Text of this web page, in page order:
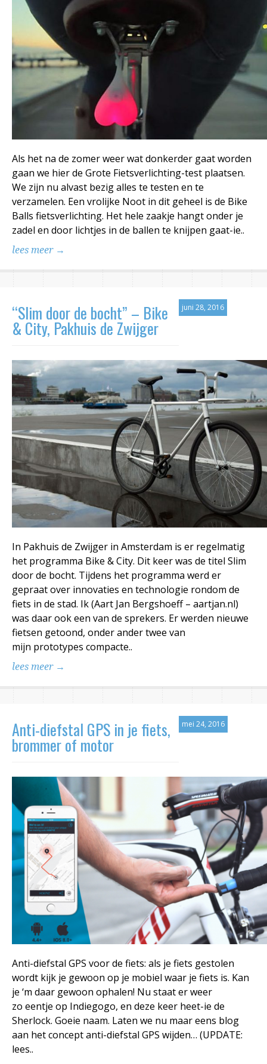
Als het na de zomer weer wat donkerder gaat worden
gaan we hier de Grote Fietsverlichting-test plaatsen.
We zijn nu alvast bezig alles te testen en te
verzamelen. Een vrolijke Noot in dit geheel is de Bike
Balls fietsverlichting. Het hele zaakje hangt onder je
zadel en door lichtjes in de ballen te knijpen gaat-ie..
lees meer →
juni 28, 2016
“Slim door de bocht” – Bike
& City, Pakhuis de Zwijger
In Pakhuis de Zwijger in Amsterdam is er regelmatig
het programma Bike & City. Dit keer was de titel Slim
door de bocht. Tijdens het programma werd er
gepraat over innovaties en technologie rondom de
fiets in de stad. Ik (Aart Jan Bergshoeff – aartjan.nl)
was daar ook een van de sprekers. Er werden nieuwe
fietsen getoond, onder ander twee van
mijn prototypes compacte..
lees meer →
mei 24, 2016
Anti-diefstal GPS in je fiets,
brommer of motor
Anti-diefstal GPS voor de fiets: als je fiets gestolen
wordt kijk je gewoon op je mobiel waar je fiets is. Kan
je ‘m daar gewoon ophalen! Nu staat er weer
zo eentje op Indiegogo, en deze keer heet-ie de
Sherlock. Goeie naam. Laten we nu maar eens blog
aan het concept anti-diefstal GPS wijden… (UPDATE:
lees..